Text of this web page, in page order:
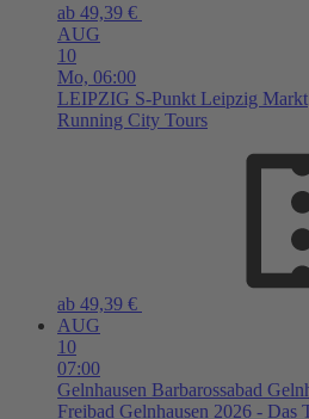
ab 49,39 €
AUG
10
Mo, 06:00
LEIPZIG S-Punkt Leipzig Markt
Running City Tours
ab 49,39 €
AUG
10
07:00
Gelnhausen Barbarossabad
Freibad Gelnhausen 2026 - Das